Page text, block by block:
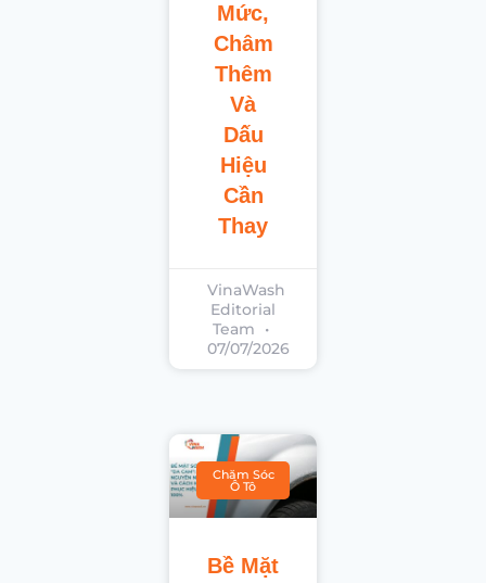
Mức,
Châm
Thêm
Và
Dấu
Hiệu
Cần
Thay
VinaWash
Editorial
Team
07/07/2026
Chăm Sóc
Ô Tô
Bề Mặt